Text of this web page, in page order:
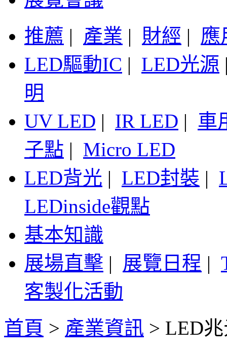
推薦 | 產業 | 財經 | 應
LED驅動IC | LED光源
明
UV LED | IR LED | 車
子點 | Micro LED
LED背光 | LED封裝 |
LEDinside觀點
基本知識
展場直擊 | 展覽日程 |
客製化活動
首頁 > 產業資訊 > LED